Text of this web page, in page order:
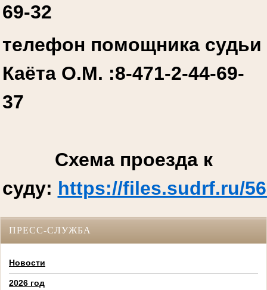
69-32
телефон помощника судьи
Каёта О.М. :8-471-2-44-69-
37
Схема проезда к
суду: https://files.sudrf.ru/
ПРЕСС-СЛУЖБА
Новости
2026 год